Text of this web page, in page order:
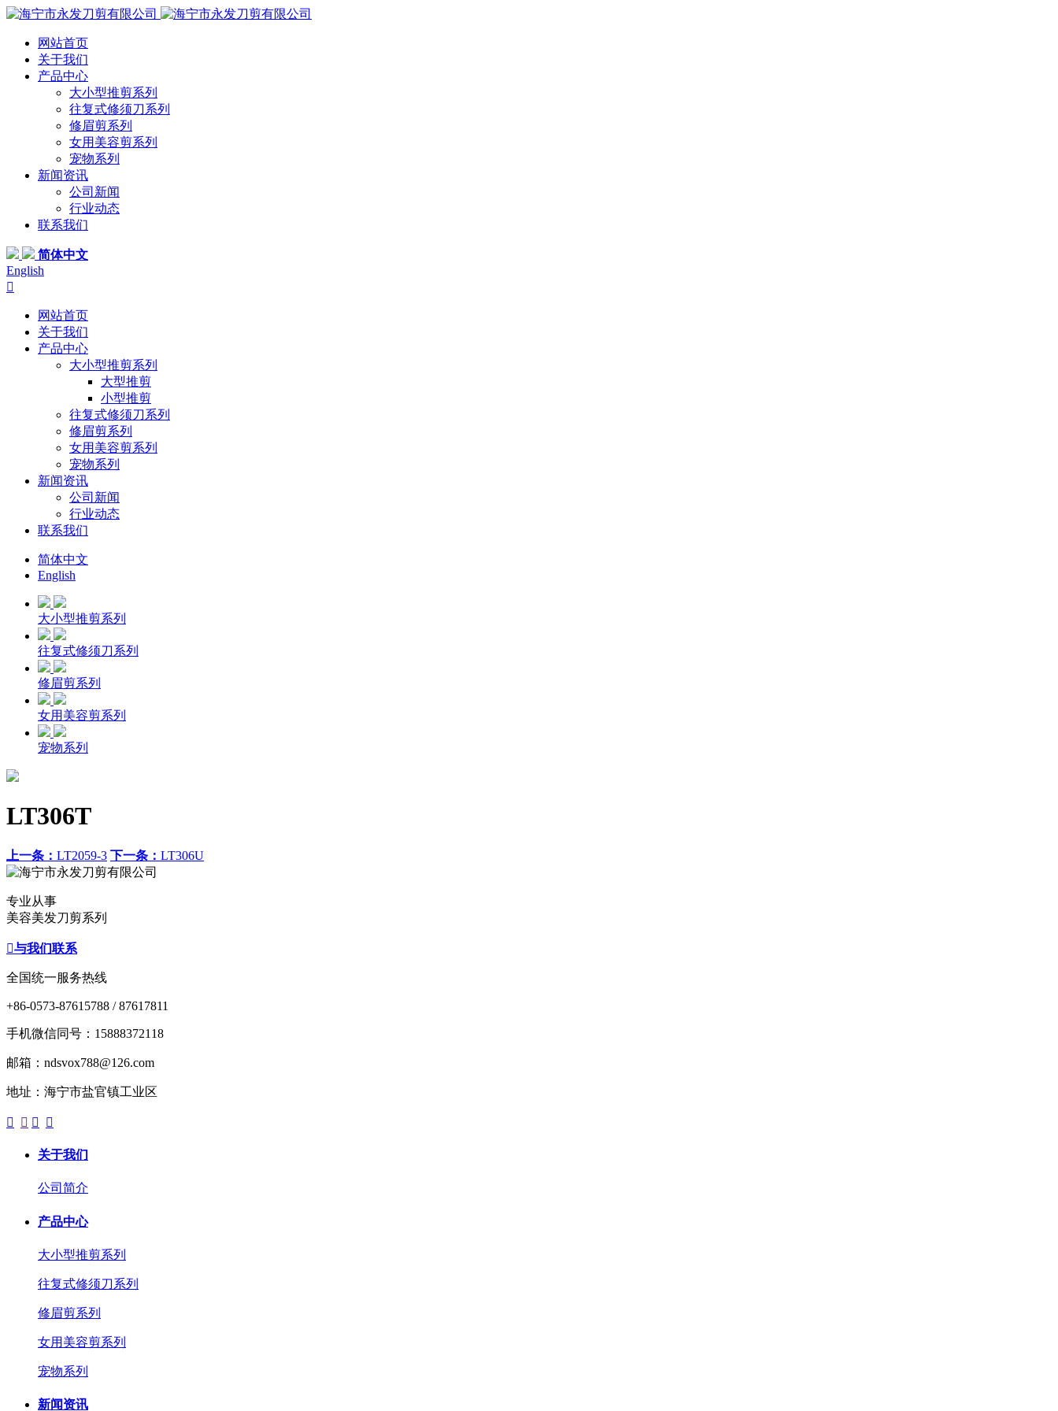
网站首页
关于我们
产品中心
大小型推剪系列
往复式修须刀系列
修眉剪系列
女用美容剪系列
宠物系列
新闻资讯
公司新闻
行业动态
联系我们
简体中文
English

网站首页
关于我们
产品中心
大小型推剪系列
大型推剪
小型推剪
往复式修须刀系列
修眉剪系列
女用美容剪系列
宠物系列
新闻资讯
公司新闻
行业动态
联系我们
简体中文
English
大小型推剪系列
往复式修须刀系列
修眉剪系列
女用美容剪系列
宠物系列
LT306T
上一条： LT2059-3 下一条： LT306U
专业从事
美容美发刀剪系列
与我们联系
全国统一服务热线
+86-0573-87615788 / 87617811
手机微信同号：15888372118
邮箱：ndsvox788@126.com
地址：海宁市盐官镇工业区
   
关于我们
公司简介
产品中心
大小型推剪系列
往复式修须刀系列
修眉剪系列
女用美容剪系列
宠物系列
新闻资讯